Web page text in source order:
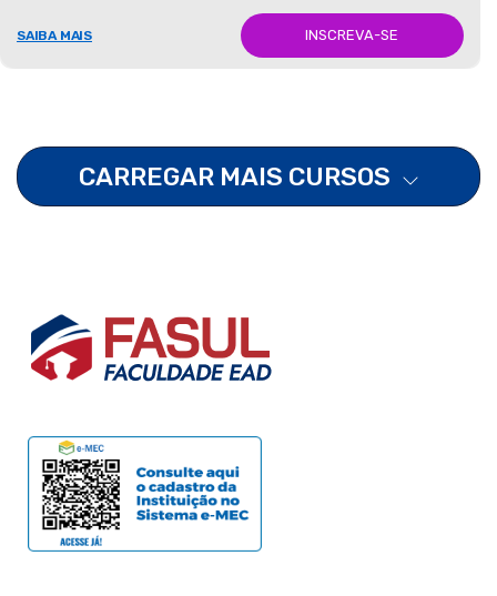
SAIBA MAIS INSCREVA-SE
CARREGAR MAIS CURSOS